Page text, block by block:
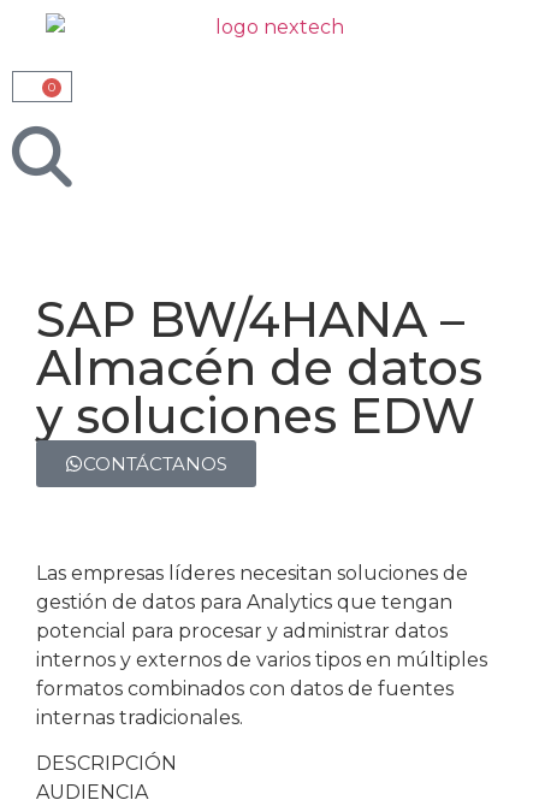
0
SAP BW/4HANA –
Almacén de datos
y soluciones EDW
CONTÁCTANOS
Las empresas líderes necesitan soluciones de
gestión de datos para Analytics que tengan
potencial para procesar y administrar datos
internos y externos de varios tipos en múltiples
formatos combinados con datos de fuentes
internas tradicionales.
DESCRIPCIÓN
AUDIENCIA